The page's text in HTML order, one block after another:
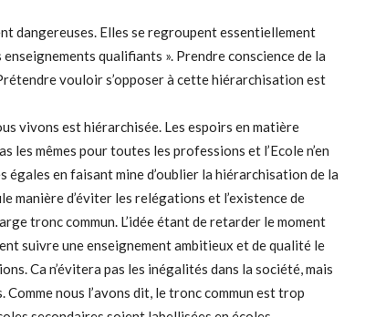
dangereuses. Elles se regroupent essentiellement
qualifiants ». Prendre conscience de la
vouloir s’opposer à cette hiérarchisation est
vivons est hiérarchisée. Les espoirs en matière
les mêmes pour toutes les professions et l’Ecole n’en
en faisant mine d’oublier la hiérarchisation de la
manière d’éviter les relégations et l’existence de
tronc commun. L’idée étant de retarder le moment
suivre une enseignement ambitieux et de qualité le
Ca n’évitera pas les inégalités dans la société, mais
nous l’avons dit, le tronc commun est trop